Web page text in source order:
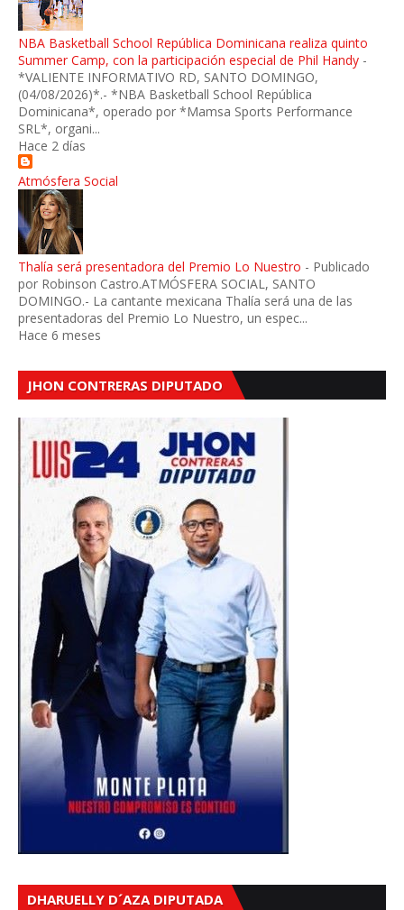
NBA Basketball School República Dominicana realiza quinto
Summer Camp, con la participación especial de Phil Handy -
*VALIENTE INFORMATIVO RD, SANTO DOMINGO,
(04/08/2026)*.- *NBA Basketball School República
Dominicana*, operado por *Mamsa Sports Performance
SRL*, organi...
Hace 2 días
Atmósfera Social
Thalía será presentadora del Premio Lo Nuestro - Publicado
por Robinson Castro.ATMÓSFERA SOCIAL, SANTO
DOMINGO.- La cantante mexicana Thalía será una de las
presentadoras del Premio Lo Nuestro, un espec...
Hace 6 meses
JHON CONTRERAS DIPUTADO
DHARUELLY D´AZA DIPUTADA